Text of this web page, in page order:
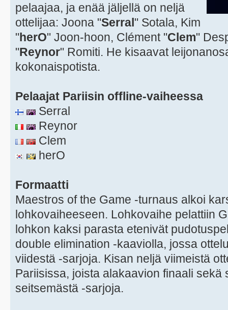
pelaajaa, ja enää jäljellä on neljä
ottelijaa: Joona "Serral" Sotala, Kim
"herO" Joon-hoon, Clément "Clem"
"Reynor" Romiti. He kisaavat
kokonaispotista.
Pelaajat Pariisin offline-vaiheessa
Serral
Reynor
Clem
herO
Formaatti
Maestros of the Game -turnaus alkoi
lohkovaiheeseen. Lohkovaihe pelattiin
lohkon kaksi parasta etenivät
double elimination -kaaviolla, jossa
viidestä -sarjoja. Kisan neljä viimeistä
Pariisissa, joista alakaavion finaali sekä
seitsemästä -sarjoja.